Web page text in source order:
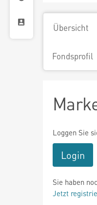
Übersicht
Fondsprofil
Loggen Sie
Login
Sie haben
Jetzt